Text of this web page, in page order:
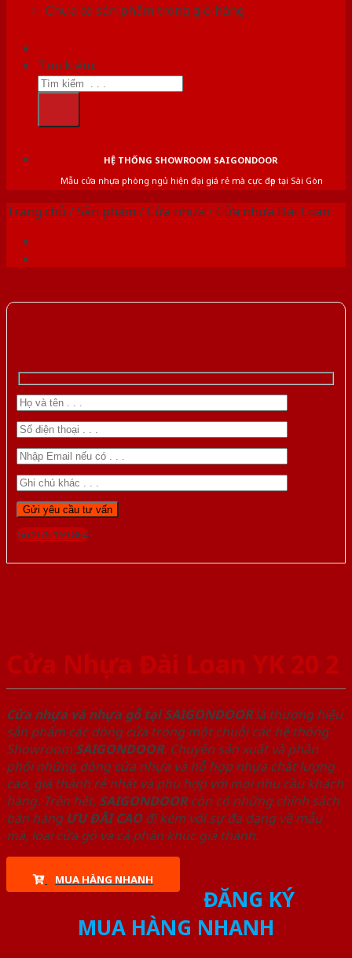
Chưa có sản phẩm trong giỏ hàng.
Tìm kiếm:
HỆ THỐNG SHOWROOM SAIGONDOOR
Mẫu cửa nhựa phòng ngủ hiện đại giá rẻ mà cực đẹp tại Sài Gòn
Trang chủ /Sản phẩm /Cửa nhựa /Cửa nhựa Đài Loan
Gọi 0976.169.864
Cửa Nhựa Đài Loan YK 20 2
Cửa nhựa và nhựa gỗ tại SAIGONDOORlà thương hiệu
sản phẩm các dòng cửa trong một chuỗi các hệ thống
Showroom SAIGONDOOR. Chuyên sản xuất và phân
phối những dòng cửa nhựa và hỗ hợp nhựa chất lượng
cao, giá thành rẻ nhất và phù hợp với mọi nhu cầu khách
hàng. Trên hết, SAIGONDOORcòn có những chính sách
bán hàng ƯU ĐÃI CAOđi kèm với sự đa dạng về mẫu
mã, loại cửa gỗ và cả phân khúc giá thành.
MUA HÀNG NHANH
ĐĂNG KÝ
MUA HÀNG NHANH